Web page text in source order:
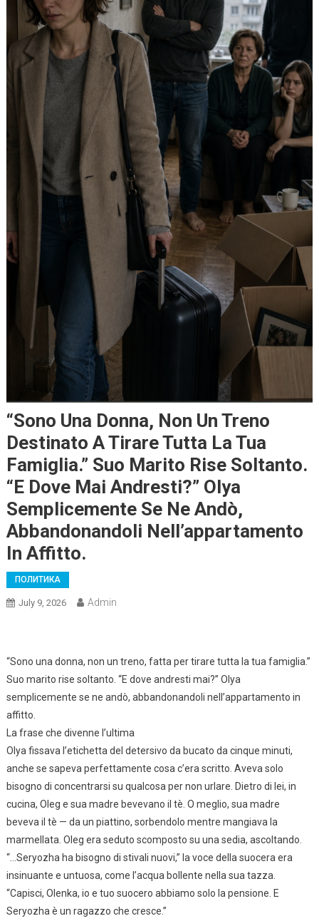
“Sono Una Donna, Non Un Treno
Destinato A Tirare Tutta La Tua
Famiglia.” Suo Marito Rise Soltanto.
“E Dove Mai Andresti?” Olya
Semplicemente Se Ne Andò,
Abbandonandoli Nell’appartamento
In Affitto.
ПОЛИТИКА
July 9, 2026 Admin
“Sono una donna, non un treno, fatta per tirare tutta la tua famiglia.”
Suo marito rise soltanto. “E dove andresti mai?” Olya
semplicemente se ne andò, abbandonandoli nell’appartamento in
affitto.
La frase che divenne l’ultima
Olya fissava l’etichetta del detersivo da bucato da cinque minuti,
anche se sapeva perfettamente cosa c’era scritto. Aveva solo
bisogno di concentrarsi su qualcosa per non urlare. Dietro di lei, in
cucina, Oleg e sua madre bevevano il tè. O meglio, sua madre
beveva il tè — da un piattino, sorbendolo mentre mangiava la
marmellata. Oleg era seduto scomposto su una sedia, ascoltando.
“…Seryozha ha bisogno di stivali nuovi,” la voce della suocera era
insinuante e untuosa, come l’acqua bollente nella sua tazza.
“Capisci, Olenka, io e tuo suocero abbiamo solo la pensione. E
Seryozha è un ragazzo che cresce.”